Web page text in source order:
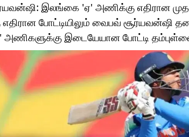
இலங்கை 'ஏ' அணிக்கு எதிரான
போட்டியிலும் வைபவ் சூர்யவன்ஷி
இடையேயான போட்டி